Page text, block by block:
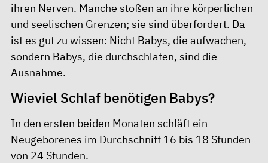
ihren Nerven. Manche stoßen an ihre körperlichen
und seelischen Grenzen; sie sind überfordert. Da
ist es gut zu wissen: Nicht Babys, die aufwachen,
sondern Babys, die durchschlafen, sind die
Ausnahme.
Wieviel Schlaf benötigen Babys?
In den ersten beiden Monaten schläft ein
Neugeborenes im Durchschnitt 16 bis 18 Stunden
von 24 Stunden.